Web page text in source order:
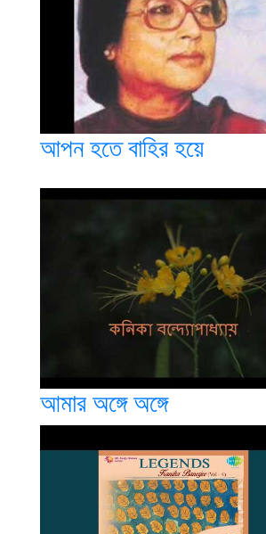
আপন হতে বাহির হয়ে
আমার অঙ্গে অঙ্গে